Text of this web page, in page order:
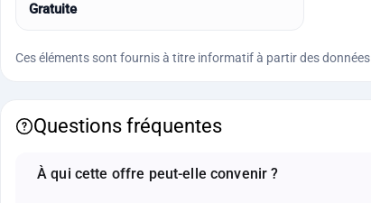
Gratuite
Ces éléments sont fournis à titre informatif à partir des
Questions fréquentes
À qui cette offre peut-elle convenir ?